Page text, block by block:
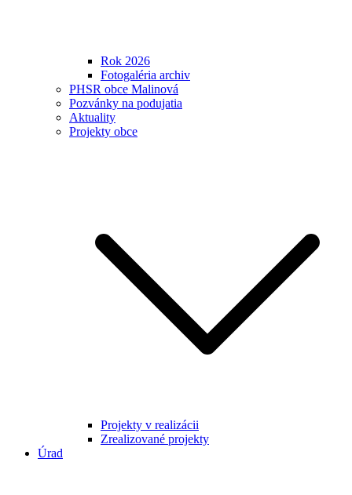
Rok 2026
Fotogaléria archiv
PHSR obce Malinová
Pozvánky na podujatia
Aktuality
Projekty obce
Projekty v realizácii
Zrealizované projekty
Úrad